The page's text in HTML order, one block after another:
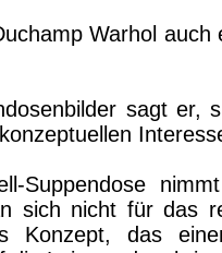
Warhol auch
sagt er,
Suppendose
sich nicht für das
Konzept, das